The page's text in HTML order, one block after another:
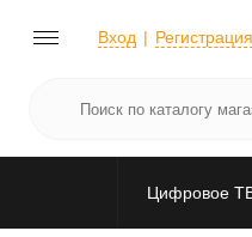
Вход Регистрация
Цифровое